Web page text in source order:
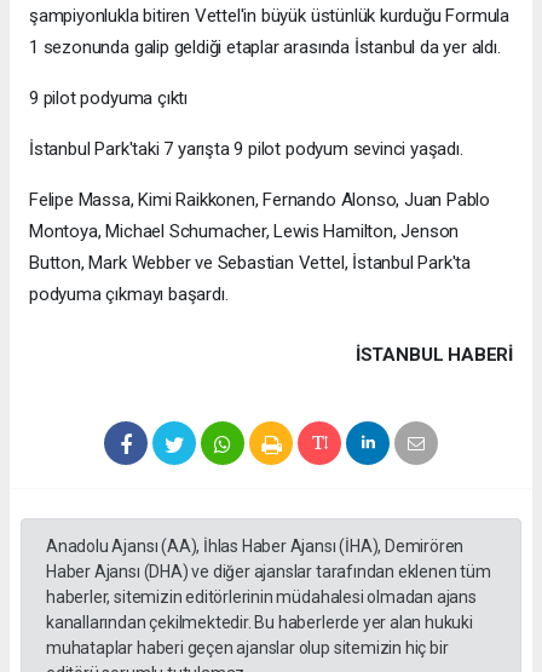
şampiyonlukla bitiren Vettel'in büyük üstünlük kurduğu Formula
1 sezonunda galip geldiği etaplar arasında İstanbul da yer aldı.
9 pilot podyuma çıktı
İstanbul Park'taki 7 yarışta 9 pilot podyum sevinci yaşadı.
Felipe Massa, Kimi Raikkonen, Fernando Alonso, Juan Pablo
Montoya, Michael Schumacher, Lewis Hamilton, Jenson
Button, Mark Webber ve Sebastian Vettel, İstanbul Park'ta
podyuma çıkmayı başardı.
İSTANBUL HABERİ
Anadolu Ajansı (AA), İhlas Haber Ajansı (İHA), Demirören
Haber Ajansı (DHA) ve diğer ajanslar tarafından eklenen tüm
haberler, sitemizin editörlerinin müdahalesi olmadan ajans
kanallarından çekilmektedir. Bu haberlerde yer alan hukuki
muhataplar haberi geçen ajanslar olup sitemizin hiç bir